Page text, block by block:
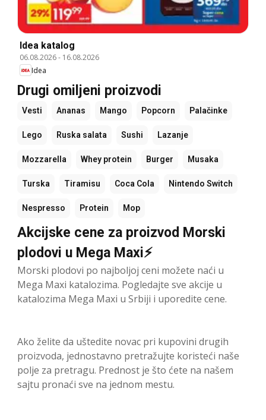
Idea katalog
06.08.2026- 16.08.2026
Idea
Drugi omiljeni proizvodi
Vesti Ananas Mango Popcorn Palačinke
Lego Ruska salata Sushi Lazanje
Mozzarella Whey protein Burger Musaka
Turska Tiramisu Coca Cola Nintendo Switch
Nespresso Protein Mop
Akcijske cene za proizvod Morski
plodovi u Mega Maxi⚡
Morski plodovi po najboljoj ceni možete naći u
Mega Maxi katalozima. Pogledajte sve akcije u
katalozima Mega Maxi u Srbiji i uporedite cene.
Ako želite da uštedite novac pri kupovini drugih
proizvoda, jednostavno pretražujte koristeći naše
polje za pretragu. Prednost je što ćete na našem
sajtu pronaći sve na jednom mestu.